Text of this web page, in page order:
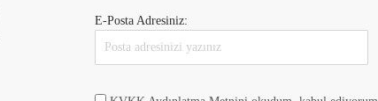
E-Posta Adresiniz: